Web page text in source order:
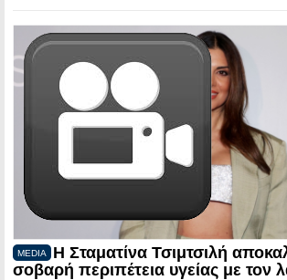
MEDIA
Η Σταματίνα Τσιμτσιλή
σοβαρή περιπέτεια υγείας με τον